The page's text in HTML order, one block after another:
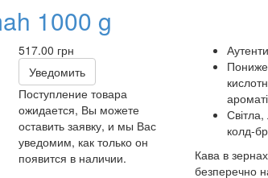
1000 g
517.00 грн
Уведомить
Поступление товара
ожидается, Вы можете
оставить заявку, и мы Вас
уведомим, как только он
появится в наличии.
колд-
Кава в
безперечно